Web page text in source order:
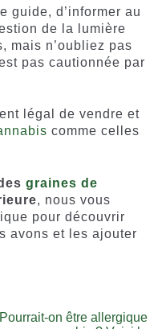
guide, d’informer au
de la lumière
mais n’oubliez pas
pas cautionnée par
légal de vendre et
comme celles
graines de
, nous vous
pour découvrir
avons et les ajouter
Article
Pourrait-on être allergique